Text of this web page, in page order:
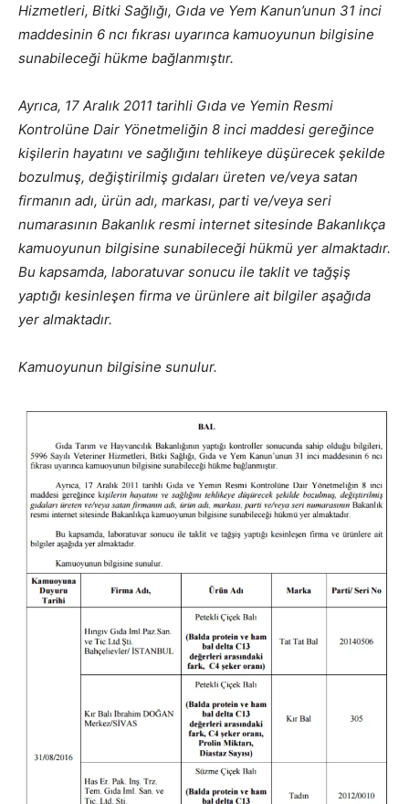
Hizmetleri, Bitki Sağlığı, Gıda ve Yem Kanun’unun 31 inci
maddesinin 6 ncı fıkrası uyarınca kamuoyunun bilgisine
sunabileceği hükme bağlanmıştır.
Ayrıca, 17 Aralık 2011 tarihli Gıda ve Yemin Resmi
Kontrolüne Dair Yönetmeliğin 8 inci maddesi gereğince
kişilerin hayatını ve sağlığını tehlikeye düşürecek şekilde
bozulmuş, değiştirilmiş gıdaları üreten ve/veya satan
firmanın adı, ürün adı, markası, parti ve/veya seri
numarasının Bakanlık resmi internet sitesinde Bakanlıkça
kamuoyunun bilgisine sunabileceği hükmü yer almaktadır.
Bu kapsamda, laboratuvar sonucu ile taklit ve tağşiş
yaptığı kesinleşen firma ve ürünlere ait bilgiler aşağıda
yer almaktadır.
Kamuoyunun bilgisine sunulur.